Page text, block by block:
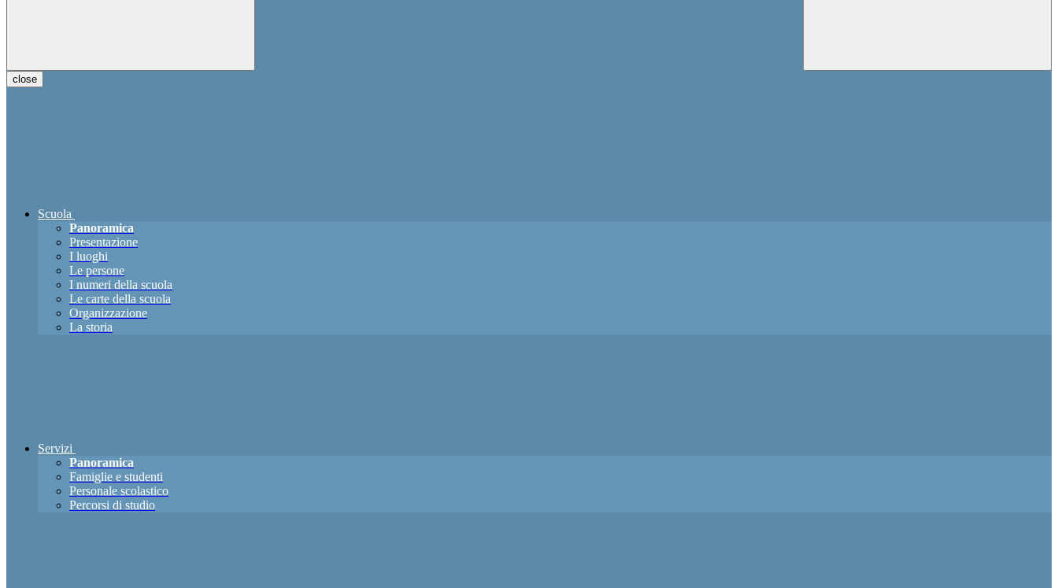
close
Scuola
Panoramica
Presentazione
I luoghi
Le persone
I numeri della scuola
Le carte della scuola
Organizzazione
La storia
Servizi
Panoramica
Famiglie e studenti
Personale scolastico
Percorsi di studio